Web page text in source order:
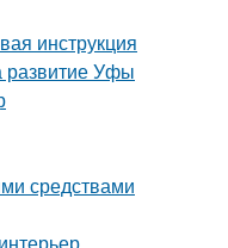
инструкция
развитие Уфы
средствами